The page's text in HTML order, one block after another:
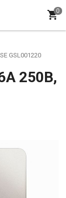
GSL001220
250В,